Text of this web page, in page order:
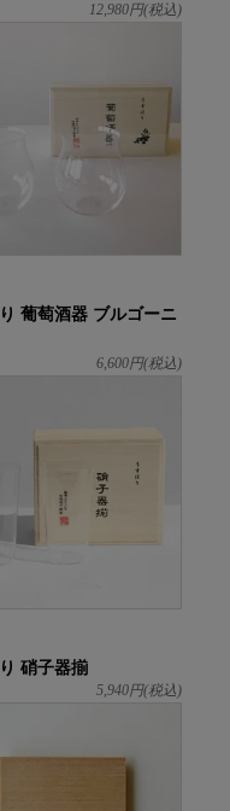
12,980円(税込)
葡萄酒器 ブルゴーニ
6,600円(税込)
硝子器揃
5,940円(税込)